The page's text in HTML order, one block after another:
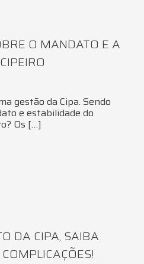
O MANDATO E A
gestão da Cipa. Sendo
e estabilidade do
Os […]
DA CIPA, SAIBA